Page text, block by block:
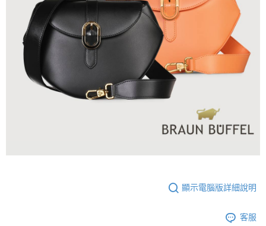
顯示電腦版詳細說明
客服